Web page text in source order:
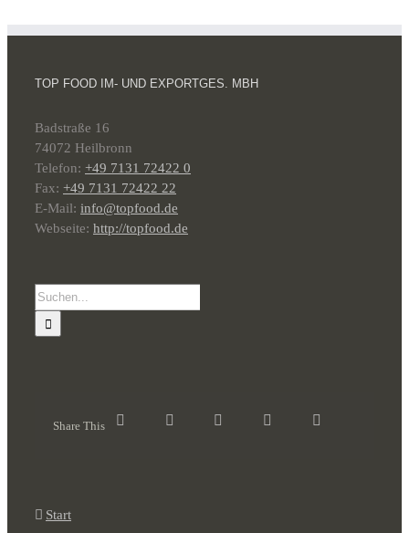
TOP FOOD IM- UND EXPORTGES. MBH
Badstraße 16
74072 Heilbronn
Telefon: +49 7131 72422 0
Fax: +49 7131 72422 22
E-Mail: info@topfood.de
Webseite: http://topfood.de
Suche
nach:
Share This
Start